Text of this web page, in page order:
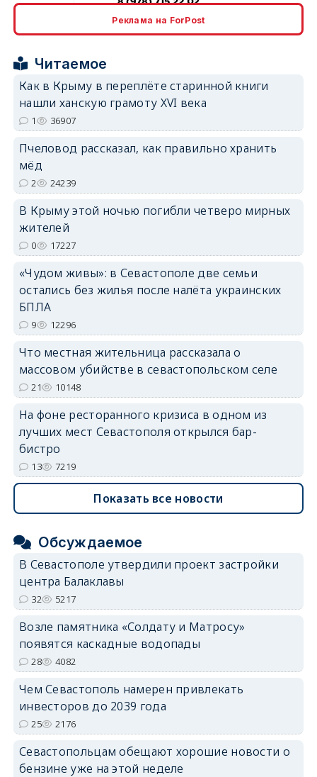
Реклама на ForPost
Читаемое
Как в Крыму в переплёте старинной книги
нашли ханскую грамоту XVI века
1 36907
Пчеловод рассказал, как правильно хранить
мёд
2 24239
В Крыму этой ночью погибли четверо мирных
жителей
0 17227
«Чудом живы»: в Севастополе две семьи
остались без жилья после налёта украинских
БПЛА
9 12296
Что местная жительница рассказала о
массовом убийстве в севастопольском селе
21 10148
На фоне ресторанного кризиса в одном из
лучших мест Севастополя открылся бар-
бистро
13 7219
Показать все новости
Обсуждаемое
В Севастополе утвердили проект застройки
центра Балаклавы
32 5217
Возле памятника «Солдату и Матросу»
появятся каскадные водопады
28 4082
Чем Севастополь намерен привлекать
инвесторов до 2039 года
25 2176
Севастопольцам обещают хорошие новости о
бензине уже на этой неделе